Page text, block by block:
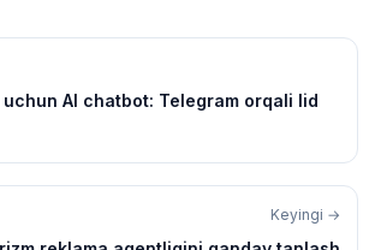
uchun AI chatbot: Telegram orqali lid
Keyingi →